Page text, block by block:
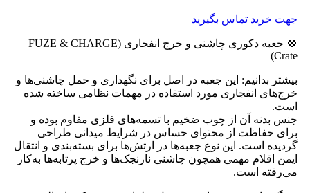
جهت خرید تماس بگیرید
💠 جعبه دکوری چاشنی و خرج انفجاری (FUZE & CHARGE
Crate)
بیشتر بدانیم: این جعبه در اصل برای نگهداری و حمل چاشنی‌ها و
خرج‌های انفجاری مورد استفاده در مهمات نظامی ساخته شده
است.
جنس بدنه آن از چوب ضخیم با تسمه‌های فلزی مقاوم بوده و
برای حفاظت از محتوای حساس در شرایط میدانی طراحی
گردیده است. این نوع جعبه‌ها در ارتش‌ها برای بسته‌بندی و انتقال
ایمن اقلام مهمی همچون چاشنی نارنجک‌ها و خرج پرتابه‌ها به‌کار
می‌رفته است.